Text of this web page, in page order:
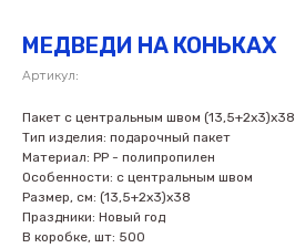
МЕДВЕДИ НА КОНЬКАХ
Артикул:
Пакет с центральным швом (13,5+2х3)х38
Тип изделия: подарочный пакет
Материал: PP - полипропилен
Особенности: с центральным швом
Размер, см: (13,5+2х3)х38
Праздники: Новый год
В коробке, шт: 500